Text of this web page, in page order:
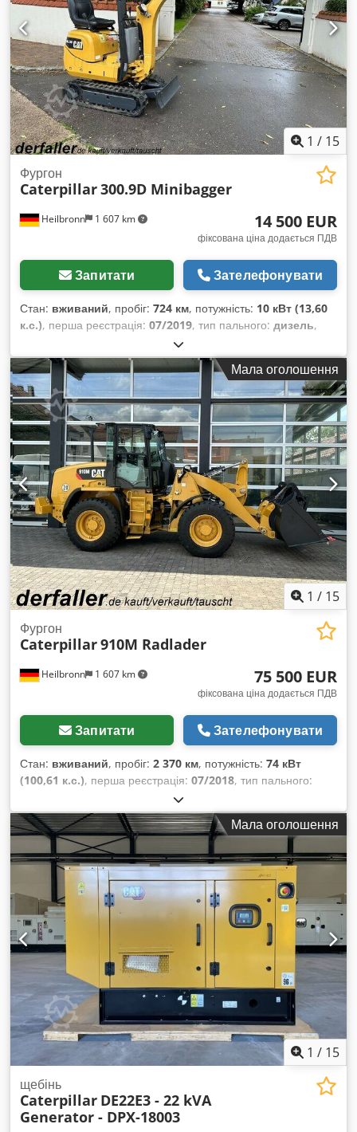
1 / 15
Heilbronn 1 607 km
Фургон
Caterpillar300.9D Minibagger
14 500 EUR
фіксована ціна додається ПДВ
Запитати Зателефонувати
Стан: вживаний, пробіг: 724 км, потужність: 10 кВт (13,60
к.с.), перша реєстрація: 07/2019, тип пального: дизель,
, тип передачі:механічний
мотогодини:724 h,
Мала оголошення
1 / 15
Heilbronn 1 607 km
Фургон
Caterpillar910M Radlader
75 500 EUR
фіксована ціна додається ПДВ
Запитати Зателефонувати
Стан: вживаний, пробіг: 2 370 км, потужність: 74 кВт
(100,61 к.с.), перша реєстрація: 07/2018, тип пального:
8 050 кг
передачі:механічний, підвіска:інше, мотогодини:2 370 h,
Мала оголошення
1 / 15
щебінь
Caterpillar DE22E3 - 22 kVA
Generator - DPX-18003